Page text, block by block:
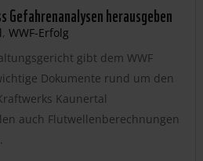
Gefahrenanalysen herausgeben
, WWF-Erfolg
gibt dem WWF
Dokumente rund um den
Kaunertal
auch Flutwellenberechnungen